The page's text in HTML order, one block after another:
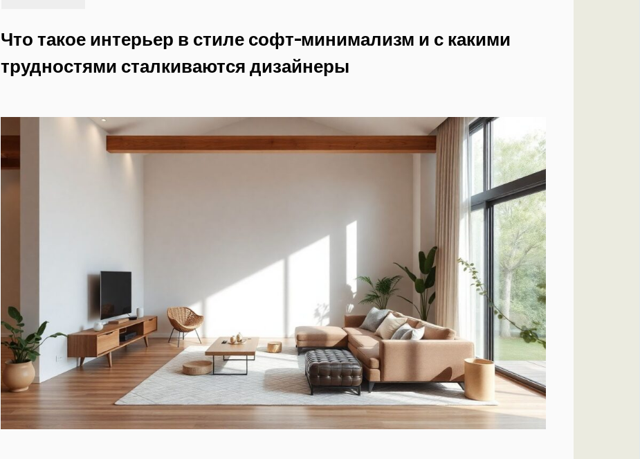
Что такое интерьер в стиле софт-минимализм и с какими
трудностями сталкиваются дизайнеры